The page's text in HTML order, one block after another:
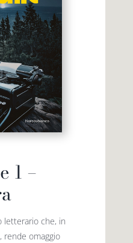
1 –
letterario che, in
rende omaggio